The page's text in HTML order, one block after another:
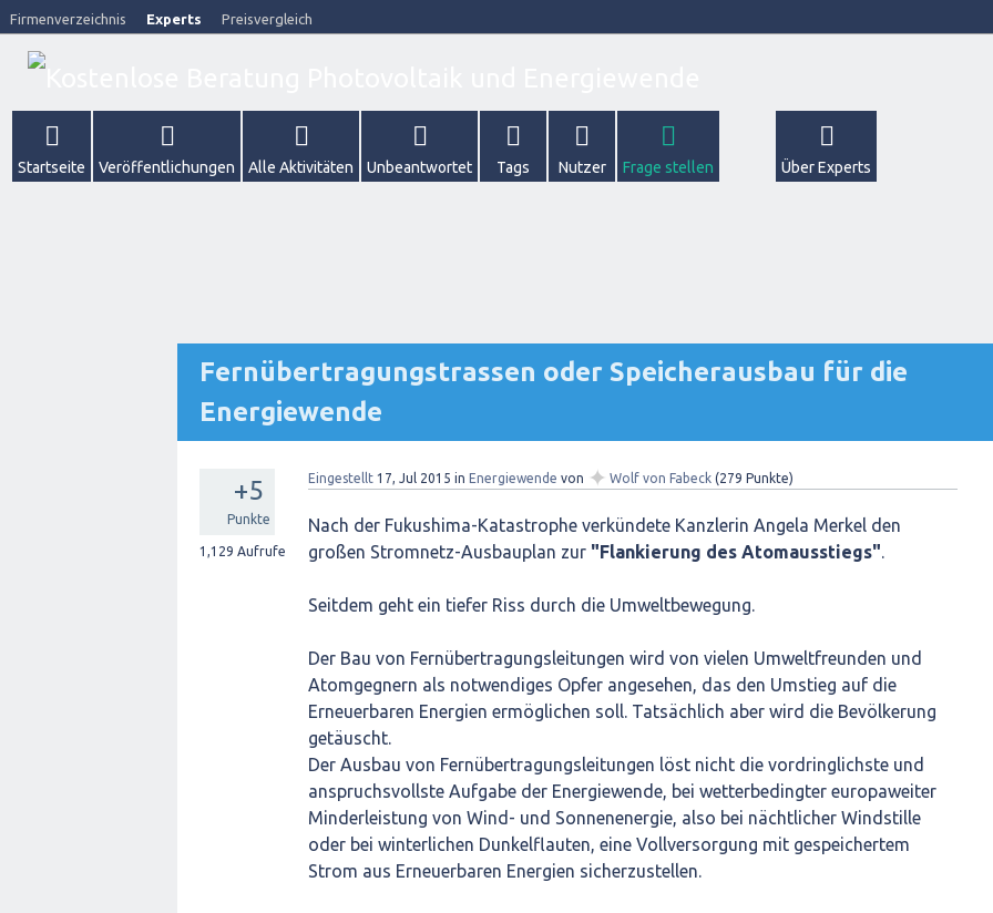
Firmenverzeichnis Experts Preisvergleich
Startseite Veröffentlichungen Alle Aktivitäten Unbeantwortet Tags Nutzer Frage stellen Über Experts
Fernübertragungstrassen oder Speicherausbau für die
Energiewende
+5
Punkte
1,129 Aufrufe
Eingestellt 17, Jul 2015 in Energiewende von ✦ Wolf von Fabeck (279 Punkte)
Nach der Fukushima-Katastrophe verkündete Kanzlerin Angela Merkel den
großen Stromnetz-Ausbauplan zur "Flankierung des Atomausstiegs".
Seitdem geht ein tiefer Riss durch die Umweltbewegung.
Der Bau von Fernübertragungsleitungen wird von vielen Umweltfreunden und
Atomgegnern als notwendiges Opfer angesehen, das den Umstieg auf die
Erneuerbaren Energien ermöglichen soll. Tatsächlich aber wird die Bevölkerung
getäuscht.
Der Ausbau von Fernübertragungsleitungen löst nicht die vordringlichste und
anspruchsvollste Aufgabe der Energiewende, bei wetterbedingter europaweiter
Minderleistung von Wind- und Sonnenenergie, also bei nächtlicher Windstille
oder bei winterlichen Dunkelflauten, eine Vollversorgung mit gespeichertem
Strom aus Erneuerbaren Energien sicherzustellen.